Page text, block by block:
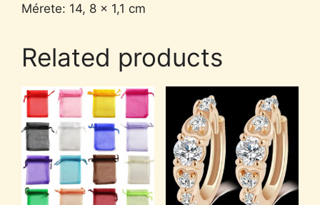
Mérete: 14, 8 x 1,1 cm
Related products